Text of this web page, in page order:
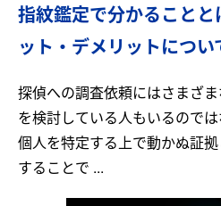
指紋鑑定で分かること
ット・デメリットについ
探偵への調査依頼にはさまざ
を検討している人もいるので
個人を特定する上で動かぬ証
することで ...